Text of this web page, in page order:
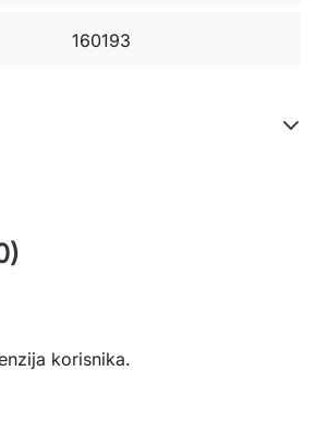
160193
korisnika.